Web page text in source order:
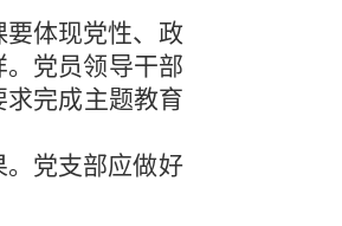
体现党性、政
党员领导干部
完成主题教育
党支部应做好